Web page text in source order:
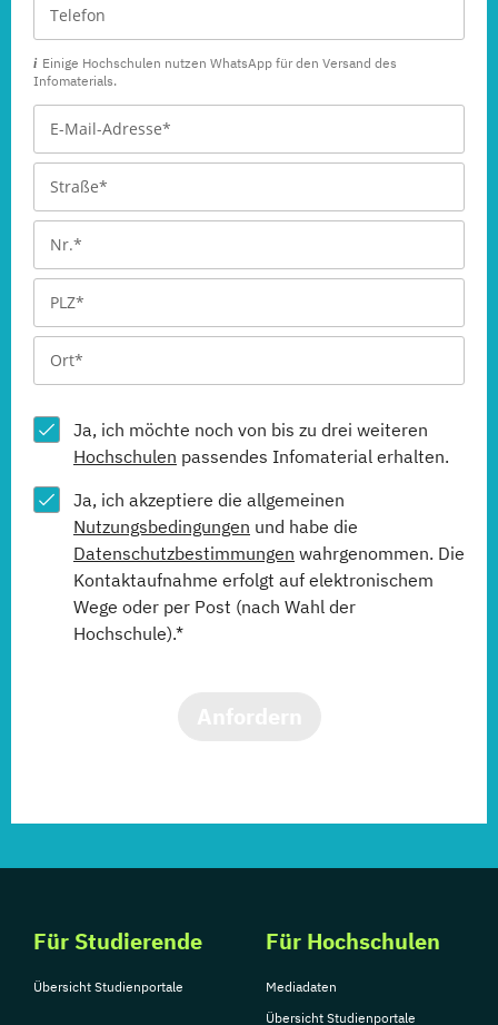
Einige Hochschulen nutzen WhatsApp für den Versand des
Infomaterials.
Ja, ich möchte noch von bis zu drei weiteren
Hochschulen passendes Infomaterial erhalten.
Ja, ich akzeptiere die allgemeinen
Nutzungsbedingungen und habe die
Datenschutzbestimmungen wahrgenommen. Die
Kontaktaufnahme erfolgt auf elektronischem
Wege oder per Post (nach Wahl der
Hochschule).*
Für Studierende
Übersicht Studienportale
Für Hochschulen
Mediadaten
Übersicht Studienportale